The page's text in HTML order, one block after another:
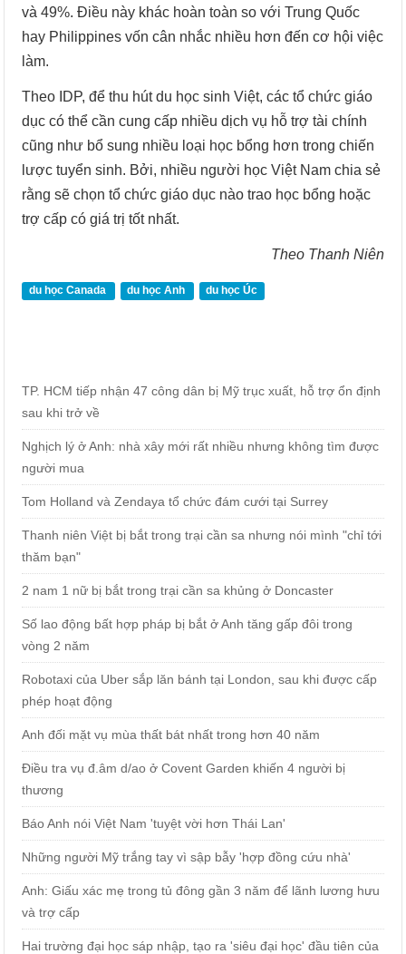
và 49%. Điều này khác hoàn toàn so với Trung Quốc
hay Philippines vốn cân nhắc nhiều hơn đến cơ hội việc
làm.
Theo IDP, để thu hút du học sinh Việt, các tổ chức giáo
dục có thể cần cung cấp nhiều dịch vụ hỗ trợ tài chính
cũng như bổ sung nhiều loại học bổng hơn trong chiến
lược tuyển sinh. Bởi, nhiều người học Việt Nam chia sẻ
rằng sẽ chọn tổ chức giáo dục nào trao học bổng hoặc
trợ cấp có giá trị tốt nhất.
Theo Thanh Niên
du học Canada du học Anh du học Úc
TP. HCM tiếp nhận 47 công dân bị Mỹ trục xuất, hỗ trợ ổn định
sau khi trở về
Nghịch lý ở Anh: nhà xây mới rất nhiều nhưng không tìm được
người mua
Tom Holland và Zendaya tổ chức đám cưới tại Surrey
Thanh niên Việt bị bắt trong trại cần sa nhưng nói mình "chỉ tới
thăm bạn"
2 nam 1 nữ bị bắt trong trại cần sa khủng ở Doncaster
Số lao động bất hợp pháp bị bắt ở Anh tăng gấp đôi trong
vòng 2 năm
Robotaxi của Uber sắp lăn bánh tại London, sau khi được cấp
phép hoạt động
Anh đối mặt vụ mùa thất bát nhất trong hơn 40 năm
Điều tra vụ đ.âm d/ao ở Covent Garden khiến 4 người bị
thương
Báo Anh nói Việt Nam 'tuyệt vời hơn Thái Lan'
Những người Mỹ trắng tay vì sập bẫy 'hợp đồng cứu nhà'
Anh: Giấu xác mẹ trong tủ đông gần 3 năm để lãnh lương hưu
và trợ cấp
Hai trường đại học sáp nhập, tạo ra 'siêu đại học' đầu tiên của